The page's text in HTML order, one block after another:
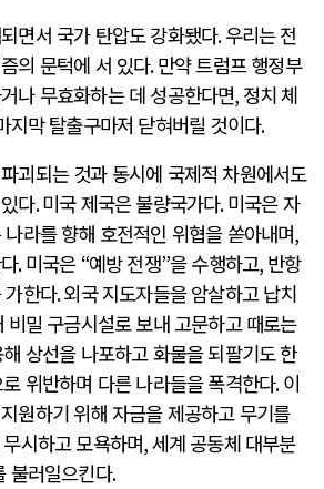
면서 국가 탄압도 강화됐다.우리는 전
의 문턱에 서 있다.만약 트럼프 행정부
나 무효화하는 데 성공한다면, 정치 체
지막 탈출구마저 닫혀버릴 것이다.
괴되는 것과 동시에 국제적 차원에서도
다.미국 제국은 불량국가다.미국은 자
라를 향해 호전적인 위협을 쏟아내며,
.미국은 “예방 전쟁”을 수행하고, 반항
가한다.외국 지도자들을 암살하고 납치
비밀 구금시설로 보내 고문하고 때로는
상선을 나포하고 화물을 되팔기도 한
위반하며 다른 나라들을 폭격한다.이
원하기 위해 자금을 제공하고 무기를
시하고 모욕하며,세계 공동체 대부분
불러일으킨다.